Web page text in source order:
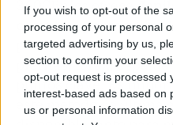
If you wish to opt-out of the
processing of your personal
targeted advertising by us,
section to confirm your
opt-out request is processed
interest-based ads based on
us or personal information
360Clinics ofrece
completo
permanentes en
piernas, tórax,
puntos clave. Es
este método de última